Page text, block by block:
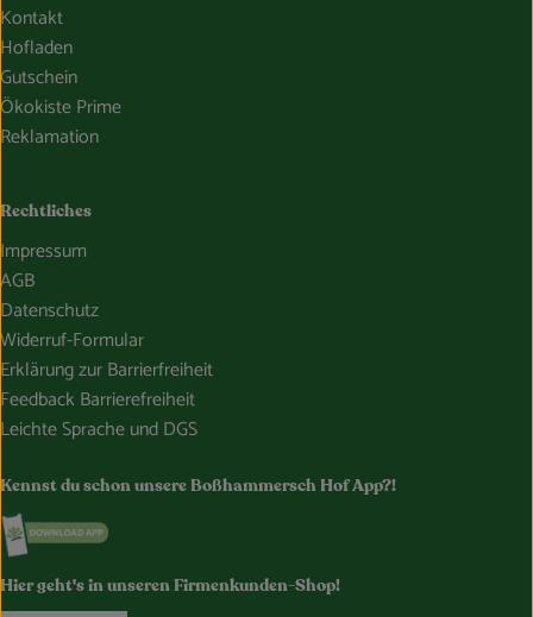
Kontakt
Hofladen
Gutschein
Ökokiste Prime
Reklamation
Rechtliches
Impressum
AGB
Datenschutz
Widerruf-Formular
Erklärung zur Barrierfreiheit
Feedback Barrierefreiheit
Leichte Sprache und DGS
Kennst du schon unsere Boßhammersch Hof App?!
Externer Link zu https://www.bosshammersch-
Hier geht's in unseren Firmenkunden-Shop!